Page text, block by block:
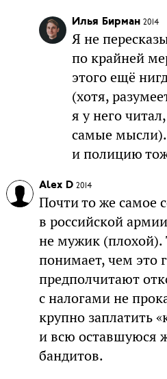
Илья Бирман 2014
Я не
по крайней
этого ещё
(хотя,
я у него
самые
и полицию
Alex D 2014
Почти то же самое
в российской
не мужик (плохой).
понимает, чем это
предполчитают
с налогами не
крупно заплатить
и всю оставшуюся
бандитов.